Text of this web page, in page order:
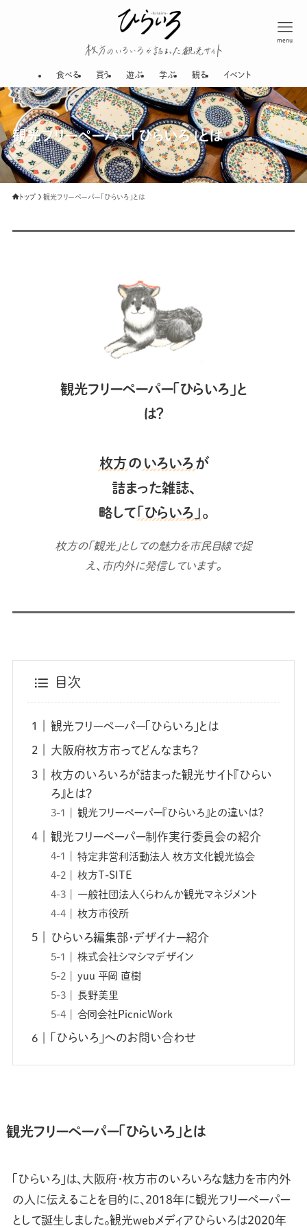
menu
食べる 買う 遊ぶ 学ぶ 観る イベント
観光フリーペーパー「ひらいろ」とは
トップ 観光フリーペーパー「ひらいろ」とは
観光フリーペーパー「ひらいろ」と
は？
枚方の いろいろ が
詰まった雑誌、
略して 「ひらいろ」 。
枚方の「観光」としての魅力を市民目線で捉
え、市内外に発信しています。
目次
観光フリーペーパー「ひらいろ」とは
大阪府枚方市ってどんなまち？
枚方のいろいろが詰まった観光サイト『ひらい
ろ』とは？
観光フリーペーパー『ひらいろ』との違いは？
観光フリーペーパー制作実行委員会の紹介
特定非営利活動法人 枚方文化観光協会
枚方T-SITE
一般社団法人くらわんか観光マネジメント
枚方市役所
ひらいろ編集部・デザイナー紹介
株式会社シマシマデザイン
yuu 平岡 直樹
長野美里
合同会社PicnicWork
「ひらいろ」へのお問い合わせ
観光フリーペーパー「ひらいろ」とは
「ひらいろ」は、大阪府・枚方市のいろいろな魅力を市内外
の人に伝えることを目的に、2018年に観光フリーペーパー
として誕生しました。観光webメディアひらいろは2020年